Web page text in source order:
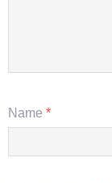
Name *